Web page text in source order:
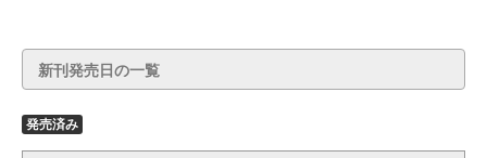
新刊発売日の一覧
発売済み